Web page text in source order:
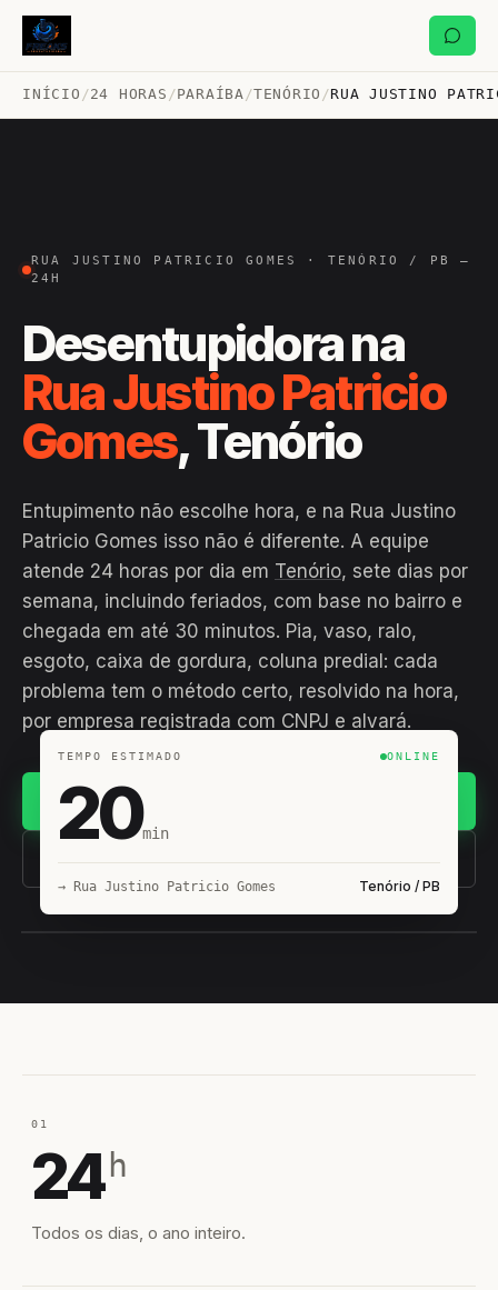
INÍCIO /24 HORAS /PARAÍBA /TENÓRIO /RUA JUSTINO
RUA JUSTINO PATRICIO GOMES · TENÓRIO / PB —
24H
Desentupidora na
Rua Justino Patricio
Gomes, Tenório
Entupimento não escolhe hora, e na Rua Justino
Patricio Gomes isso não é diferente. A equipe
atende 24 horas por dia em Tenório, sete dias por
semana, incluindo feriados, com base no bairro e
chegada em até 30 minutos. Pia, vaso, ralo,
esgoto, caixa de gordura, coluna predial: cada
problema tem o método certo, resolvido na hora,
por empresa registrada com CNPJ e alvará.
(11) 93407-8838
TEMPO ESTIMADO ONLINE
20min
→ Rua Justino Patricio Gomes Tenório / PB
01
24 h
Todos os dias, o ano inteiro.